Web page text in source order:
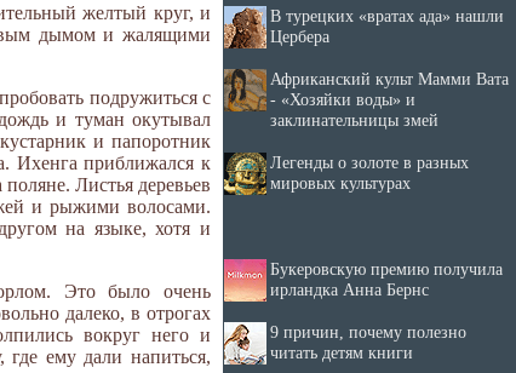
желтый круг, и
дымом и жалящими
подружиться с
и туман окутывал
и папоротник
Ихенга приближался к
Листья деревьев
и рыжими волосами.
на языке, хотя и
Это было очень
далеко, в отрогах
вокруг него и
ему дали напиться,
В турецких «вратах ада» нашли
Цербера
Африканский культ Мамми Вата
- «Хозяйки воды» и
заклинательницы змей
Легенды о золоте в разных
мировых культурах
Букеровскую премию получила
ирландка Анна Бернс
9 причин, почему полезно
читать детям книги